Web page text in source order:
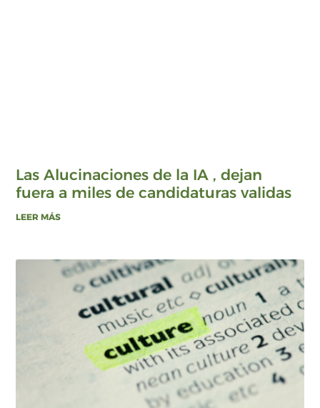
Las Alucinaciones de la IA , dejan
fuera a miles de candidaturas validas
LEER MÁS